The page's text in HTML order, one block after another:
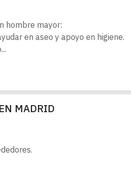
hombre mayor:
en aseo y apoyo en higiene.
MADRID